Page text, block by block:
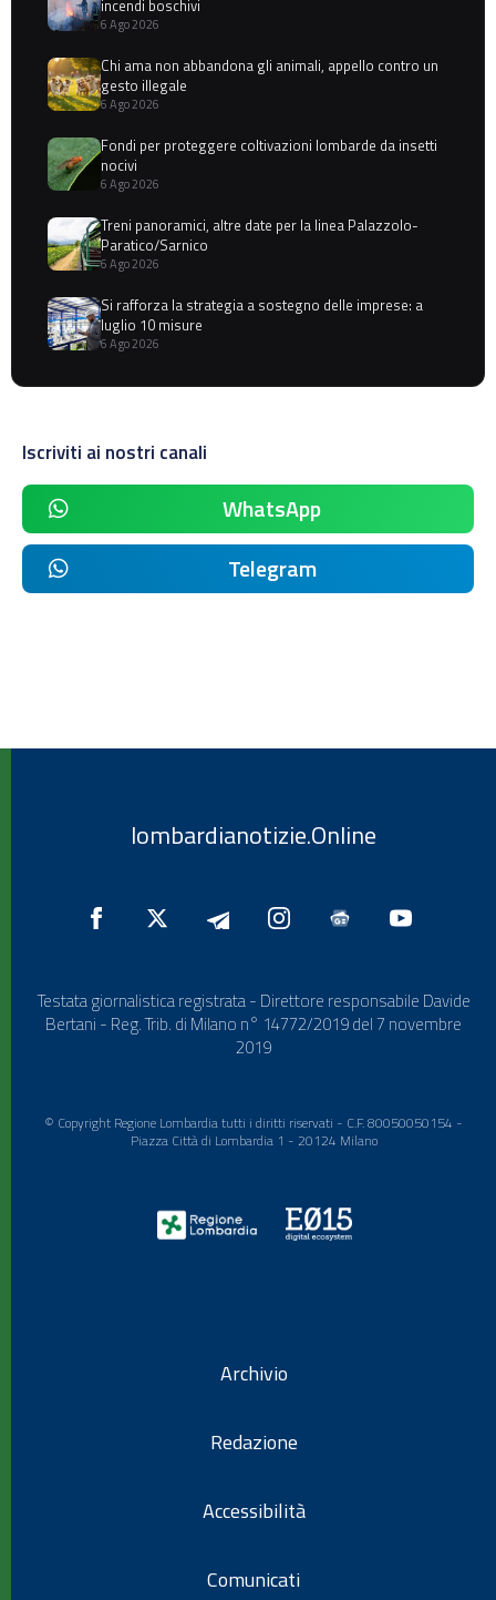
incendi boschivi
6 Ago 2026
Chi ama non abbandona gli animali, appello contro un
gesto illegale
6 Ago 2026
Fondi per proteggere coltivazioni lombarde da insetti
nocivi
6 Ago 2026
Treni panoramici, altre date per la linea Palazzolo-
Paratico/Sarnico
6 Ago 2026
Si rafforza la strategia a sostegno delle imprese: a
luglio 10 misure
6 Ago 2026
Iscriviti ai nostri canali
WhatsApp
Telegram
lombardianotizie.Online
Testata giornalistica registrata - Direttore responsabile Davide
Bertani - Reg. Trib. di Milano n° 14772/2019 del 7 novembre
2019
© Copyright Regione Lombardia tutti i diritti riservati - C.F. 80050050154 -
Piazza Città di Lombardia 1 - 20124 Milano
Archivio
Redazione
Accessibilità
Comunicati